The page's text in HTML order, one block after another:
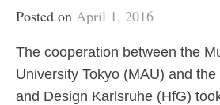
Posted on April 1, 2016
The cooperation between the
University Tokyo (MAU) and
and Design Karlsruhe (HfG)